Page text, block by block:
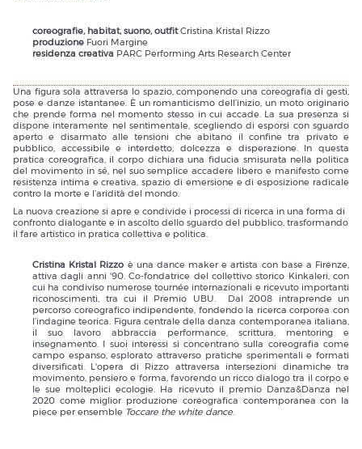
coreografie, habitat, suono, outfitCristina Kristal Rizzo
produzione Fuori Margine
residenza creativa PARC Performing Arts Research Center
Una figura sola attraversa lo spazio, componendo una coreografia di gesti,
pose e danze istantanee. È un romanticismo dell’inizio, un moto originario
che prende forma nel momento stesso in cui accade. La sua presenza si
dispone interamente nel sentimentale, scegliendo di esporsi con sguardo
aperto e disarmato alle tensioni che abitano il confine tra privato e
pubblico, accessibile e interdetto, dolcezza e disperazione. In questa
pratica coreografica, il corpo dichiara una fiducia smisurata nella politica
del movimento in sé, nel suo semplice accadere libero e manifesto come
resistenza intima e creativa, spazio di emersione e di esposizione radicale
contro la morte e l’aridità del mondo.
La nuova creazione si apre e condivide i processi di ricerca in una forma di
confronto dialogante e in ascolto dello sguardo del pubblico, trasformando
il fare artistico in pratica collettiva e politica.
Cristina Kristal Rizzo è una dance maker e artista con base a Firenze,
attiva dagli anni '90. Co-fondatrice del collettivo storico Kinkaleri, con
cui ha condiviso numerose tournée internazionali e ricevuto importanti
riconoscimenti, tra cui il Premio UBU. Dal 2008 intraprende un
percorso coreografico indipendente, fondendo la ricerca corporea con
l’indagine teorica. Figura centrale della danza contemporanea italiana,
il suo lavoro abbraccia performance, scrittura, mentoring e
insegnamento. I suoi interessi si concentrano sulla coreografia come
campo espanso, esplorato attraverso pratiche sperimentali e formati
diversificati. L'opera di Rizzo attraversa intersezioni dinamiche tra
movimento, pensiero e forma, favorendo un ricco dialogo tra il corpo e
le sue molteplici ecologie. Ha ricevuto il premio Danza&Danza nel
2020 come miglior produzione coreografica contemporanea con la
piece per ensemble Toccare the white dance